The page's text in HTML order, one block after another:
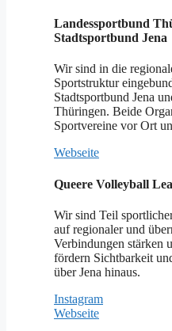
Landessportbund
Stadtsportbund Jena
Wir sind in die
Sportstruktur
Stadtsportbund Jena
Thüringen. Beide
Sportvereine vor Ort
Webseite
Queere Volleyball
Wir sind Teil
auf regionaler und
Verbindungen stärken
fördern Sichtbarkeit
über Jena hinaus.
Instagram
Webseite